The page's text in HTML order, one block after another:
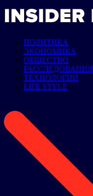
ПОЛИТИКА
ЭКОНОМИКА
ОБЩЕСТВО
РАССЛЕДОВАНИЯ
ТЕХНОЛОГИИ
LIFE STYLE